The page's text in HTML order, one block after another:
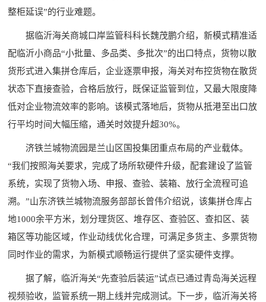
整柜延误”的行业难题。
据临沂海关商城口岸监管科科长魏茂鹏介绍，新模式精准适
配临沂小商品“小批量、多品类、多批次”的出口特点，货物以散
货形式进入集拼仓库后，企业逐票申报，海关对布控货物在散货
状态下直接查验，合格后放行，既保证监管到位，又最大限度降
低对企业物流效率的影响。该模式落地后，货物从抵港至出口放
行平均时间大幅压缩，通关时效提升超30%。
济铁兰城物流园是兰山区国投集团重点布局的产业载体。
“我们按照海关要求，完成了场所软硬件升级，配套建设了监管
系统，实现了货物入场、申报、查验、装箱、放行全流程可追
溯。”山东济铁兰城物流服务部部长曾伟介绍说，该集拼仓库占
地1000余平方米，划分理货区、堆存区、查验区、查扣区、装
箱区等功能区域，作业动线优化合理，可满足多货主、多票货物
同时作业的需求，为新模式顺畅运行提供了坚实硬件支撑。
据了解，临沂海关“先查验后装运”试点已通过青岛海关远程
视频验收，监管系统一期上线并完成测试。下一步，临沂海关将